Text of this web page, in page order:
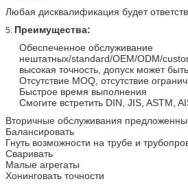
Любая дисквалификация будет
5. Преимущества:
Обеспеченное обслуживание
нештатных/standard/OEM/ODM/
высокая точность, допуск может
Отсутствие MOQ, отсутствие
Быстрое время выполнения
Смогите встретить DIN, JIS, ASTM,
Вторичные обслуживания
Балансировать
Гнуть возможности на трубе и
Сваривать
Малые агрегаты
Хонинговать точности